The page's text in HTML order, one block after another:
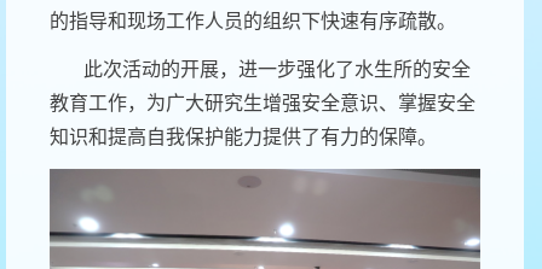
的指导和现场工作人员的组织下快速有序疏散。
此次活动的开展，进一步强化了水生所的安全
教育工作，为广大研究生增强安全意识、掌握安全
知识和提高自我保护能力提供了有力的保障。